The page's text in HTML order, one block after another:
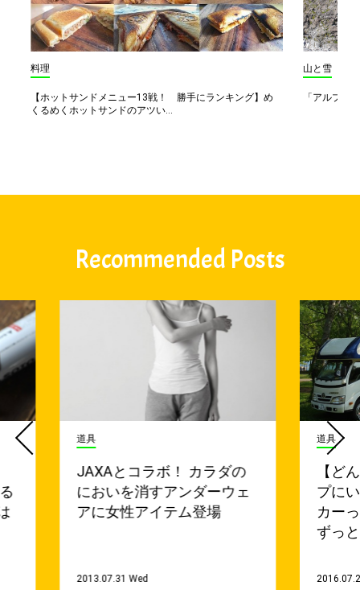
料理
【ホットサンドメニュー13戦！ 勝手にランキング】め
くるめくホットサンドのアツい...
山と雪
「アルプス
Recommended Posts
道具
JAXAとコラボ！ カラダの
においを消すアンダーウェ
アに女性アイテム登場
2013.07.31 Wed
道具
【ど
プに
カー
ずっ